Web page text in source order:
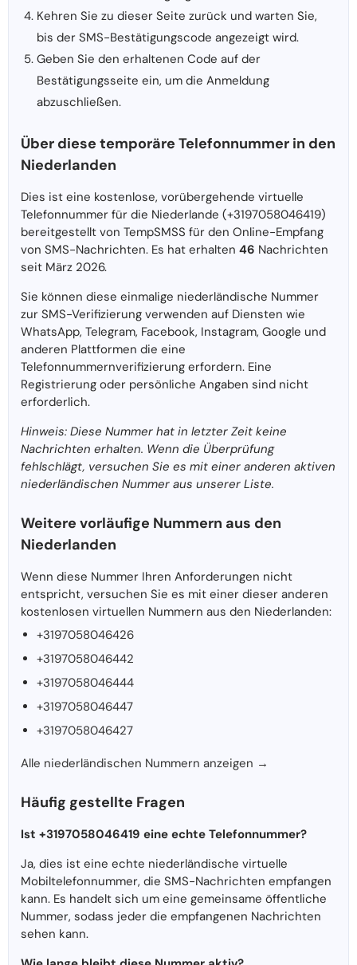
Kehren Sie zu dieser Seite zurück und warten Sie,
bis der SMS-Bestätigungscode angezeigt wird.
Geben Sie den erhaltenen Code auf der
Bestätigungsseite ein, um die Anmeldung
abzuschließen.
Über diese temporäre Telefonnummer in den
Niederlanden
Dies ist eine kostenlose, vorübergehende virtuelle
Telefonnummer für die Niederlande (+3197058046419)
bereitgestellt von TempSMSS für den Online-Empfang
von SMS-Nachrichten. Es hat erhalten 46 Nachrichten
seit März 2026.
Sie können diese einmalige niederländische Nummer
zur SMS-Verifizierung verwenden auf Diensten wie
WhatsApp, Telegram, Facebook, Instagram, Google und
anderen Plattformen die eine
Telefonnummernverifizierung erfordern. Eine
Registrierung oder persönliche Angaben sind nicht
erforderlich.
Hinweis: Diese Nummer hat in letzter Zeit keine
Nachrichten erhalten. Wenn die Überprüfung
fehlschlägt, versuchen Sie es mit einer anderen aktiven
niederländischen Nummer aus unserer Liste.
Weitere vorläufige Nummern aus den
Niederlanden
Wenn diese Nummer Ihren Anforderungen nicht
entspricht, versuchen Sie es mit einer dieser anderen
kostenlosen virtuellen Nummern aus den Niederlanden:
+3197058046426
+3197058046442
+3197058046444
+3197058046447
+3197058046427
Alle niederländischen Nummern anzeigen →
Häufig gestellte Fragen
Ist +3197058046419 eine echte Telefonnummer?
Ja, dies ist eine echte niederländische virtuelle
Mobiltelefonnummer, die SMS-Nachrichten empfangen
kann. Es handelt sich um eine gemeinsame öffentliche
Nummer, sodass jeder die empfangenen Nachrichten
sehen kann.